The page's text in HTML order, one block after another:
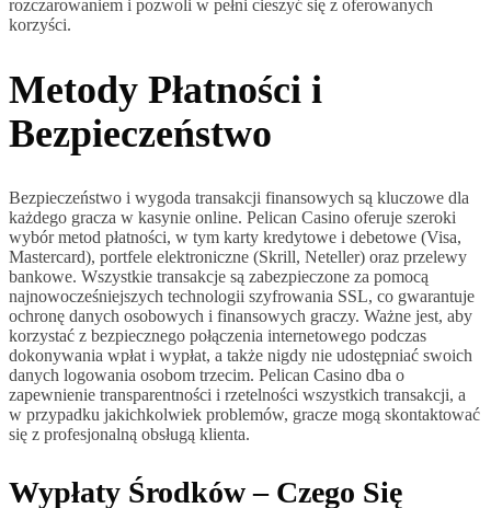
rozczarowaniem i pozwoli w pełni cieszyć się z oferowanych
korzyści.
Metody Płatności i
Bezpieczeństwo
Bezpieczeństwo i wygoda transakcji finansowych są kluczowe dla
każdego gracza w kasynie online. Pelican Casino oferuje szeroki
wybór metod płatności, w tym karty kredytowe i debetowe (Visa,
Mastercard), portfele elektroniczne (Skrill, Neteller) oraz przelewy
bankowe. Wszystkie transakcje są zabezpieczone za pomocą
najnowocześniejszych technologii szyfrowania SSL, co gwarantuje
ochronę danych osobowych i finansowych graczy. Ważne jest, aby
korzystać z bezpiecznego połączenia internetowego podczas
dokonywania wpłat i wypłat, a także nigdy nie udostępniać swoich
danych logowania osobom trzecim. Pelican Casino dba o
zapewnienie transparentności i rzetelności wszystkich transakcji, a
w przypadku jakichkolwiek problemów, gracze mogą skontaktować
się z profesjonalną obsługą klienta.
Wypłaty Środków – Czego Się